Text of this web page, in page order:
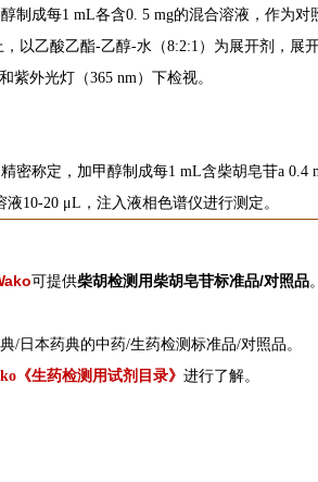
制成每1 mL各含0. 5 mg的混合溶液，作为
以乙酸乙酯-乙醇-水（8:2:1）为展开剂，展
外光灯（365 nm）下检视。
密称定，加甲醇制成每1 mL含柴胡皂苷a
10-20 μL，注入液相色谱仪进行测定。
可提供柴胡检测用柴胡皂苷标准品/对照品。
/日本药典的中药/生药检测标准品/对照品。
《生药检测用试剂目录》 进行了解。